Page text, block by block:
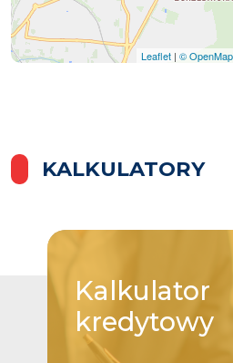
Leaflet | ©
KALKULATORY
Kalkulator
kredytowy